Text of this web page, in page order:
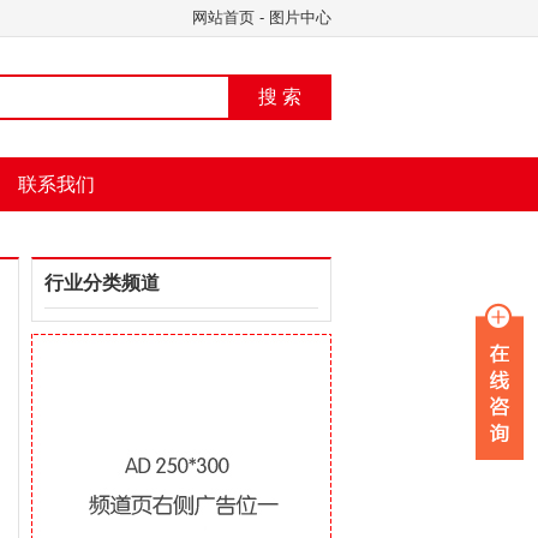
网站首页 - 图片中心
搜 索
联系我们
行业分类频道